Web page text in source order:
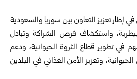
في إطار تعزيز التعاون بين سوريا والسعودية
واستكشاف ‏فرص الشراكة وتبادل
في تطوير قطاع الثروة الحيوانية، ودعم
وتعزيز الأمن الغذائي في البلدين